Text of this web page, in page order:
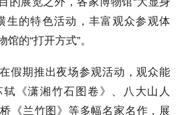
生的特色活动，丰富观众参观体
的“打开方式”。
假期推出夜场参观活动，观众能
《潇湘竹石图卷》、八大山人
桥《兰竹图》等多幅名家名作，展